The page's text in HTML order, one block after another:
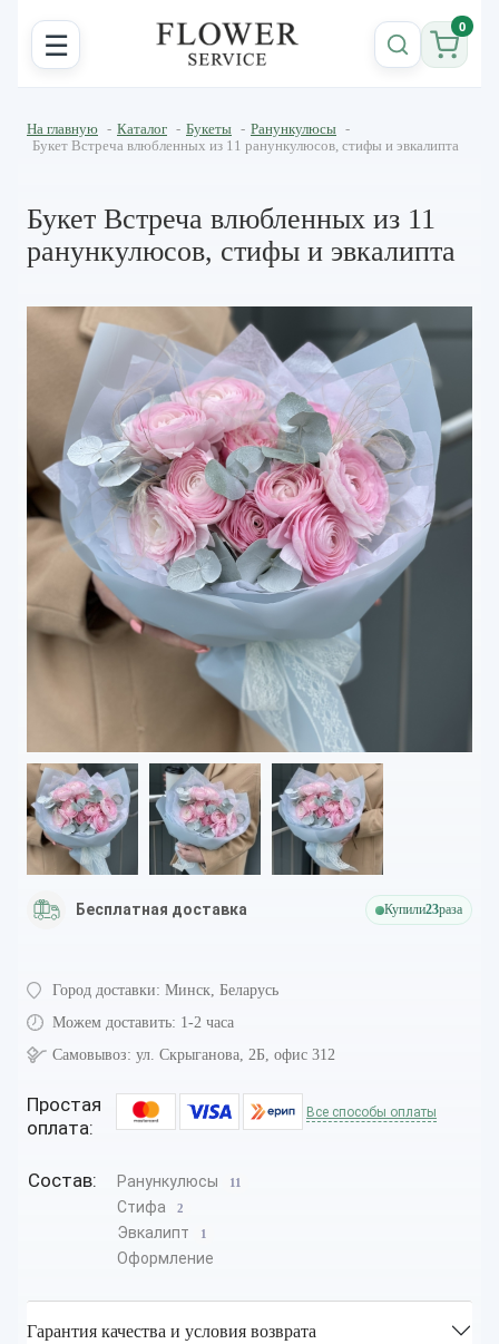
☰ 0
На главную - Каталог - Букеты - Ранункулюсы -
Букет Встреча влюбленных из 11 ранункулюсов, стифы и эвкалипта
Букет Встреча влюбленных из 11
ранункулюсов, стифы и эвкалипта
Бесплатная доставка Купили23раза
Город доставки: Минск, Беларусь
Можем доставить: 1-2 часа
Самовывоз: ул. Скрыганова, 2Б, офис 312
Простая
оплата:
Все способы оплаты
Состав: Ранункулюсы 11
Стифа 2
Эвкалипт 1
Оформление
Гарантия качества и условия возврата